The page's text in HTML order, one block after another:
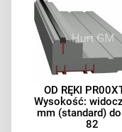
OD RĘKI
Wysokość:
mm (standard)
82